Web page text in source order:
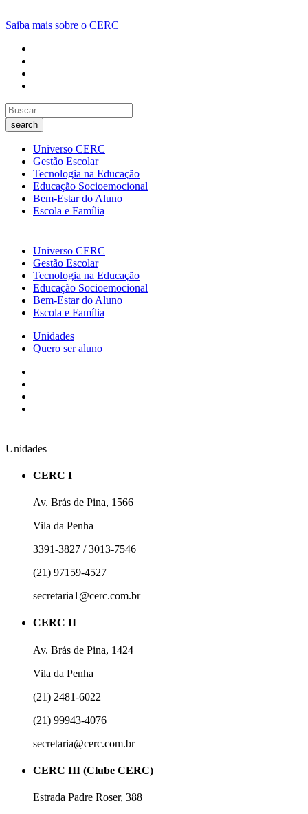
Saiba mais sobre o CERC
search
Universo CERC
Gestão Escolar
Tecnologia na Educação
Educação Socioemocional
Bem-Estar do Aluno
Escola e Família
Universo CERC
Gestão Escolar
Tecnologia na Educação
Educação Socioemocional
Bem-Estar do Aluno
Escola e Família
Unidades
Quero ser aluno
Unidades
CERC I
Av. Brás de Pina, 1566
Vila da Penha
3391-3827 / 3013-7546
(21) 97159-4527
secretaria1@cerc.com.br
CERC II
Av. Brás de Pina, 1424
Vila da Penha
(21) 2481-6022
(21) 99943-4076
secretaria@cerc.com.br
CERC III (Clube CERC)
Estrada Padre Roser, 388